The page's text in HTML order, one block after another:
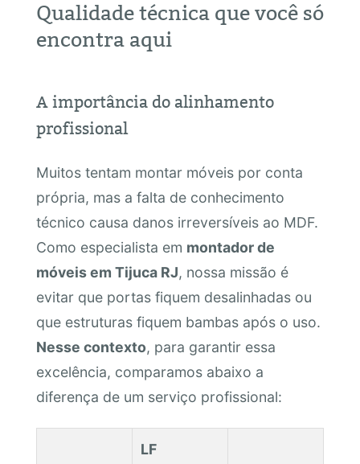
Qualidade técnica que você só
encontra aqui
A importância do alinhamento
profissional
Muitos tentam montar móveis por conta
própria, mas a falta de conhecimento
técnico causa danos irreversíveis ao MDF.
Como especialista em montador de
móveis em Tijuca RJ, nossa missão é
evitar que portas fiquem desalinhadas ou
que estruturas fiquem bambas após o uso.
Nesse contexto, para garantir essa
excelência, comparamos abaixo a
diferença de um serviço profissional:
LF